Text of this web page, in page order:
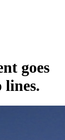
goes
lines.